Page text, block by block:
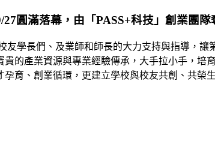
圓滿落幕，由「PASS+科技」創業團
友學長們、及業師和師長的大力支持與指導，
的產業資源與專業經驗傳承，大手拉小手，
育、創業循環，更建立學校與校友共創、共